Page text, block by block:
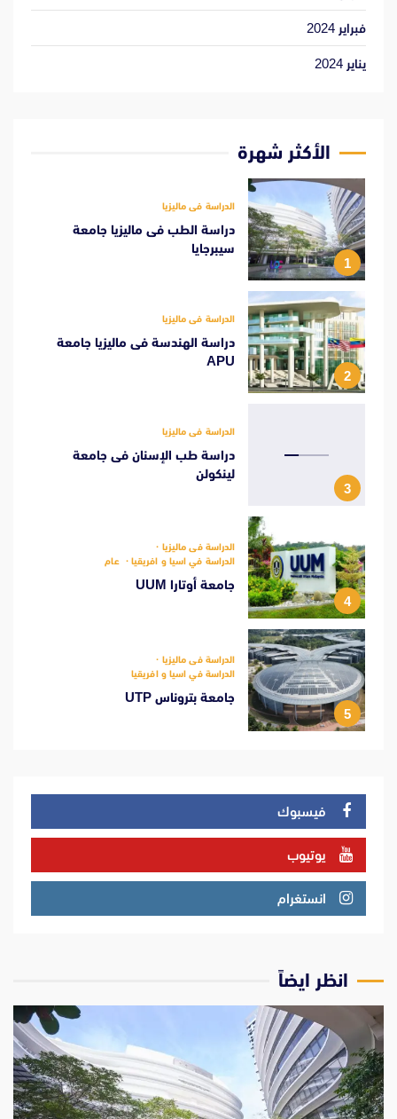
فبراير 2024
يناير 2024
الأكثر شهرة
1
الدراسة فى ماليزيا
دراسة الطب فى ماليزيا جامعة
سيبرجايا
2
الدراسة فى ماليزيا
دراسة الهندسة فى ماليزيا جامعة
APU
3
الدراسة فى ماليزيا
دراسة طب الإسنان فى جامعة
لينكولن
4
الدراسة فى ماليزيا
الدراسة في اسيا و افريقيا
عام
جامعة أوتارا UUM
5
الدراسة فى ماليزيا
الدراسة في اسيا و افريقيا
جامعة بتروناس UTP
فيسبوك
يوتيوب
انستغرام
انظر ايضاً